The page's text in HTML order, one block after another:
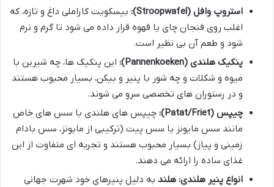
استروپ وافل (Stroopwafel):
بیسکویت کاراملی داغ و تازه، که
اغلب روی فنجان چای یا قهوه قرار داده می شود تا گرم و نرم
شود و طعم آن بی نظیر است.
پنکیک هلندی (Pannenkoeken):
این پنکیک ها، چه شیرین با
میوه و شکلات و چه شور با پنیر و بیکن، بسیار محبوب هستند
و در رستوران های تخصصی سرو می شوند.
چیپس (Patat/Friet):
چیپس های هلندی با سس های خاص
مانند سس مایونز یا سس پیت (ترکیبی از مایونز، سس بادام
زمینی و پیاز) بسیار محبوب هستند و تجربه ای متفاوت از این
غذای ساده را ارائه می دهند.
انواع پنیر هلندی: هلند به دلیل پنیرهای خود شهرت جهانی